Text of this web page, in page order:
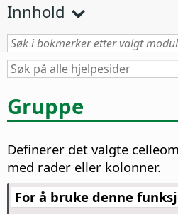
Innhold
Gruppe
Definerer det valgte
med rader eller kolonner.
For å bruke denne